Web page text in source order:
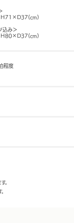
込み＞
程度
。